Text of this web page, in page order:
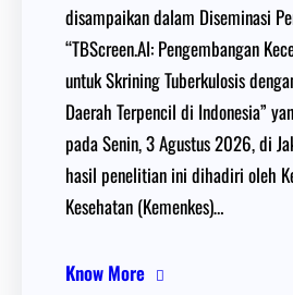
disampaikan dalam Diseminasi
“TBScreen.AI: Pengembangan
untuk Skrining Tuberkulosis
Daerah Terpencil di Indonesia”
pada Senin, 3 Agustus 2026, di
hasil penelitian ini dihadiri oleh
Kesehatan (Kemenkes)…
Know More